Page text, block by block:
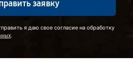
заявку
я даю свое согласие на обработку
.